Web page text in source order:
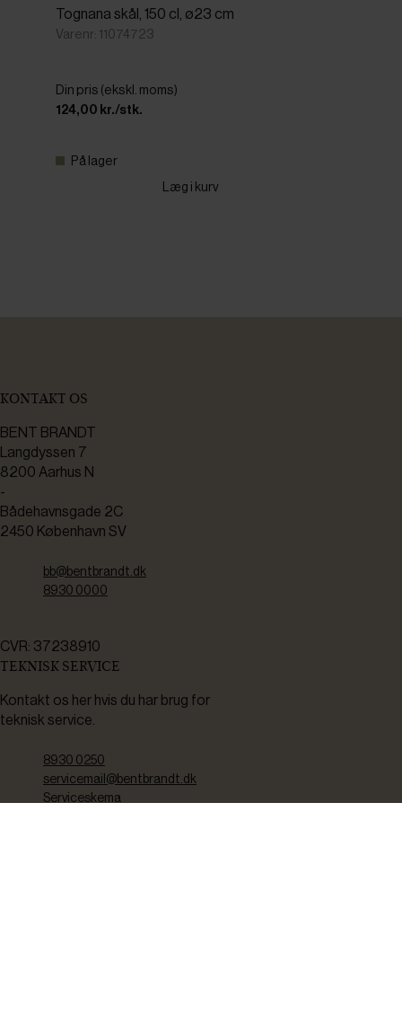
Tognana skål, 150 cl, ø23 cm
Varenr: 11074723
Din pris (ekskl. moms)
124,00 kr./stk.
På lager
Læg i kurv
KONTAKT OS
BENT BRANDT
Langdyssen 7
8200 Aarhus N
-
Bådehavnsgade 2C
2450 København SV
bb@bentbrandt.dk
8930 0000
CVR: 37238910
TEKNISK SERVICE
Kontakt os her hvis du har brug for
teknisk service.
8930 0250
servicemail@bentbrandt.dk
Serviceskema